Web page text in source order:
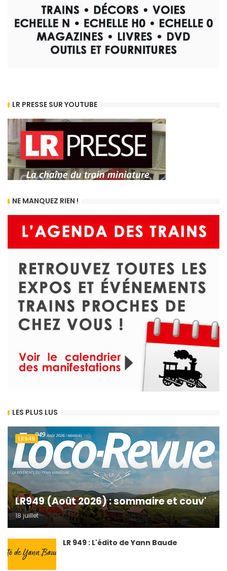
LR PRESSE SUR YOUTUBE
NE MANQUEZ RIEN !
LES PLUS LUS
LR949
LR949 (Août 2026) : sommaire et couv'
18 juillet
LR 949 : L'édito de Yann Baude